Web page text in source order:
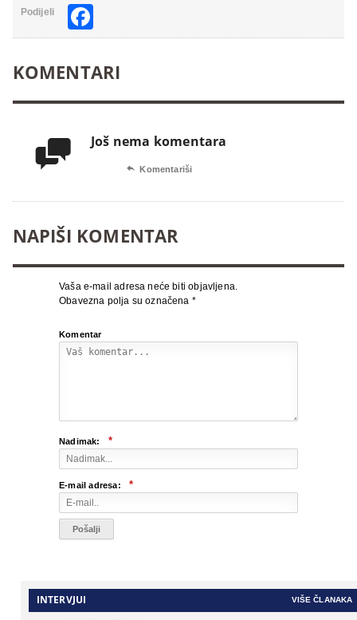
Podijeli
KOMENTARI
 Još nema komentara
 Komentariši
NAPIŠI KOMENTAR
Vaša e-mail adresa neće biti objavljena.
Obavezna polja su označena *
Komentar
Nadimak: *
E-mail adresa: *
INTERVJUI VIŠE ČLANAKA